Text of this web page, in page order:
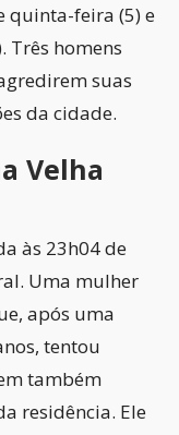
quinta-feira (5) e
Três homens
suas
da cidade.
Velha
às 23h04 de
Uma mulher
após uma
tentou
também
residência. Ele